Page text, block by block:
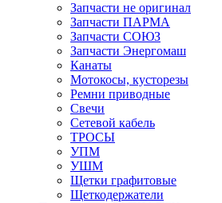
Запчасти не оригинал
Запчасти ПАРМА
Запчасти СОЮЗ
Запчасти Энергомаш
Канаты
Мотокосы, кусторезы
Ремни приводные
Свечи
Сетевой кабель
ТРОСЫ
УПМ
УШМ
Щетки графитовые
Щеткодержатели